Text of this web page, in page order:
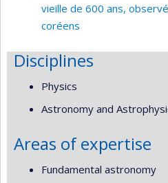
vieille de 600 ans,
coréens
Disciplines
Physics
Astronomy and
Areas of expertise
Fundamental astronomy